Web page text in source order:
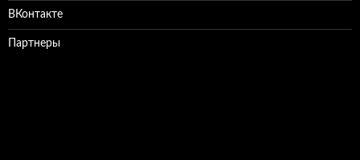
ВКонтакте
Партнеры